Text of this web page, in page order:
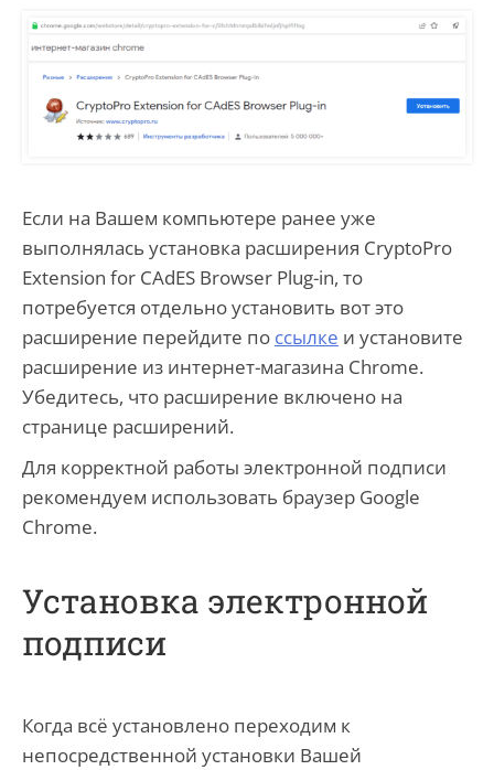
Если на Вашем компьютере ранее уже
выполнялась установка расширения CryptoPro
Extension for CAdES Browser Plug-in, то
потребуется отдельно установить вот это
расширение перейдите по ссылке и установите
расширение из интернет-магазина Chrome.
Убедитесь, что расширение включено на
странице расширений.
Для корректной работы электронной подписи
рекомендуем использовать браузер Google
Chrome.
Установка электронной
подписи
Когда всё установлено переходим к
непосредственной установки Вашей